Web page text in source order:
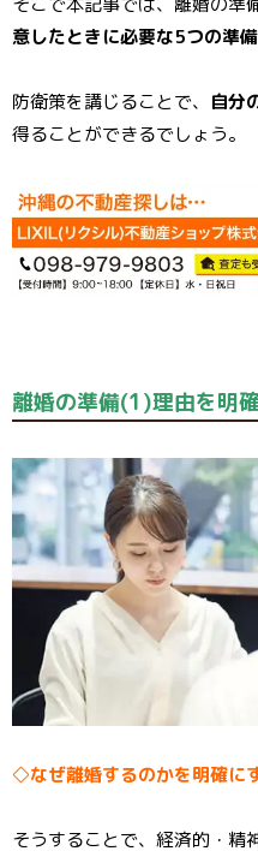
意したときに必要な5つの準備
防衛策を講じることで、 自分
得ることができるでしょう。
離婚の準備(1)理由を明
◇なぜ離婚するのかを明確に
そうすることで、経済的・精